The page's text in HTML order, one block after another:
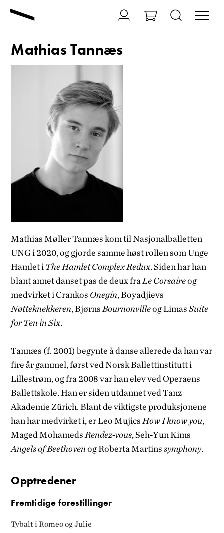
Mathias Tannæs
Mathias Møller Tannæs kom til Nasjonalballetten
UNG i 2020, og gjorde samme høst rollen som Unge
Hamlet i The Hamlet Complex Redux.Siden har han
blant annet danset pas de deux fra Le Corsaireog
medvirket i Crankos Onegin, Boyadjievs
Nøtteknekkeren, Bjørns Bournonvilleog LimasSuite
for Ten in Six.
Tannæs (f. 2001) begynte å danse allerede da han var
fire år gammel, først ved Norsk Ballettinstitutt i
Lillestrøm, og fra 2008 var han elev ved Operaens
Ballettskole. Han er siden utdannet ved Tanz
Akademie Zürich. Blant de viktigste produksjonene
han har medvirket i, er Leo Mujics How I know you,
Maged Mohameds Rendez-vous, Seh-Yun Kims
Angels of Beethovenog Roberta Martinssymphony.
Opptredener
Fremtidige forestillinger
Tybalt i Romeo og Julie